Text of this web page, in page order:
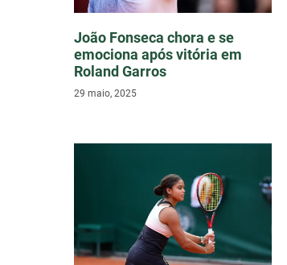
João Fonseca chora e se
emociona após vitória em
Roland Garros
29 maio, 2025